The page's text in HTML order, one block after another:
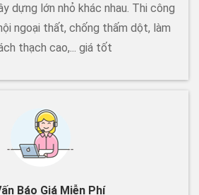
dựng lớn nhỏ khác nhau. Thi công
ngoại thất, chống thấm dột, làm
thạch cao,... giá tốt
Báo Giá Miễn Phí